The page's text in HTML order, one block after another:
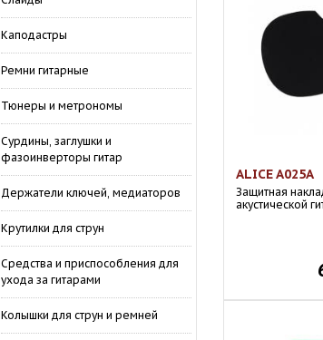
Каподастры
Ремни гитарные
Тюнеры и метрономы
Сурдины, заглушки и
фазоинверторы гитар
Держатели ключей, медиаторов
Крутилки для струн
Средства и приспособления для
ухода за гитарами
Колышки для струн и ремней
ALICE A025A
Защитная
акустической